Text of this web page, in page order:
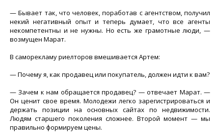
— Бывает так, что человек, поработав с агентством, получил
некий негативный опыт и теперь думает, что все агенты
некомпетентны и не нужны. Но есть же грамотные люди, —
возмущен Марат.
В саморекламу риелторов вмешивается Артем:
— Почему я, как продавец или покупатель, должен идти к вам?
— Зачем к нам обращается продавец? — отвечает Марат. —
Он ценит свое время. Молодежи легко зарегистрироваться и
держать позиции на основных сайтах по недвижимости.
Людям старшего поколения сложнее. Второй момент — мы
правильно формируем цены.